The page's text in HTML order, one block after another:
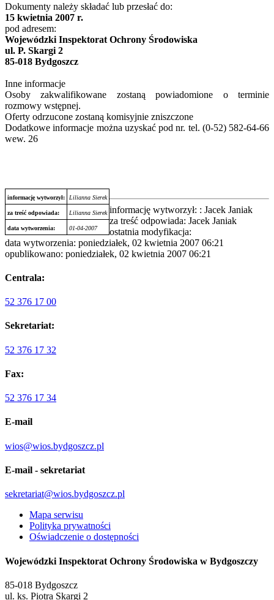
Dokumenty należy składać lub przesłać do:
15 kwietnia 2007 r.
pod adresem:
Wojewódzki Inspektorat Ochrony Środowiska
ul. P. Skargi 2
85-018 Bydgoszcz
Inne informacje
Osoby zakwalifikowane zostaną powiadomione o terminie
rozmowy wstępnej.
Oferty odrzucone zostaną komisyjnie zniszczone
Dodatkowe informacje można uzyskać pod nr. tel. (0-52) 582-64-66
wew. 26
informację wytworzył: Lilianna Sierek
za treść odpowiada: Lilianna Sierek
data wytworzenia: 01-04-2007
informację wytworzył: : Jacek Janiak
za treść odpowiada: Jacek Janiak
ostatnia modyfikacja:
data wytworzenia: poniedziałek, 02 kwietnia 2007 06:21
opublikowano: poniedziałek, 02 kwietnia 2007 06:21
Centrala:
52 376 17 00
Sekretariat:
52 376 17 32
Fax:
52 376 17 34
E-mail
wios@wios.bydgoszcz.pl
E-mail - sekretariat
sekretariat@wios.bydgoszcz.pl
Mapa serwisu
Polityka prywatności
Oświadczenie o dostępności
Wojewódzki Inspektorat Ochrony Środowiska w Bydgoszczy
85-018 Bydgoszcz
ul. ks. Piotra Skargi 2